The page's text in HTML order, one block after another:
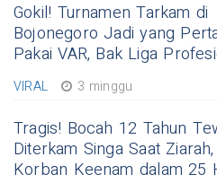
Gokil! Turnamen Tarkam di
Bojonegoro Jadi yang
Pakai VAR, Bak Liga
VIRAL 3 minggu
Tragis! Bocah 12 Tahun
Diterkam Singa Saat
Korban Keenam dalam 25